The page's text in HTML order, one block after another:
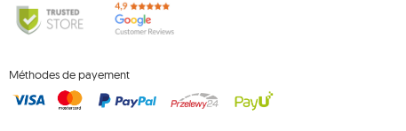
florencia
gaya 7
Méthodes de payement